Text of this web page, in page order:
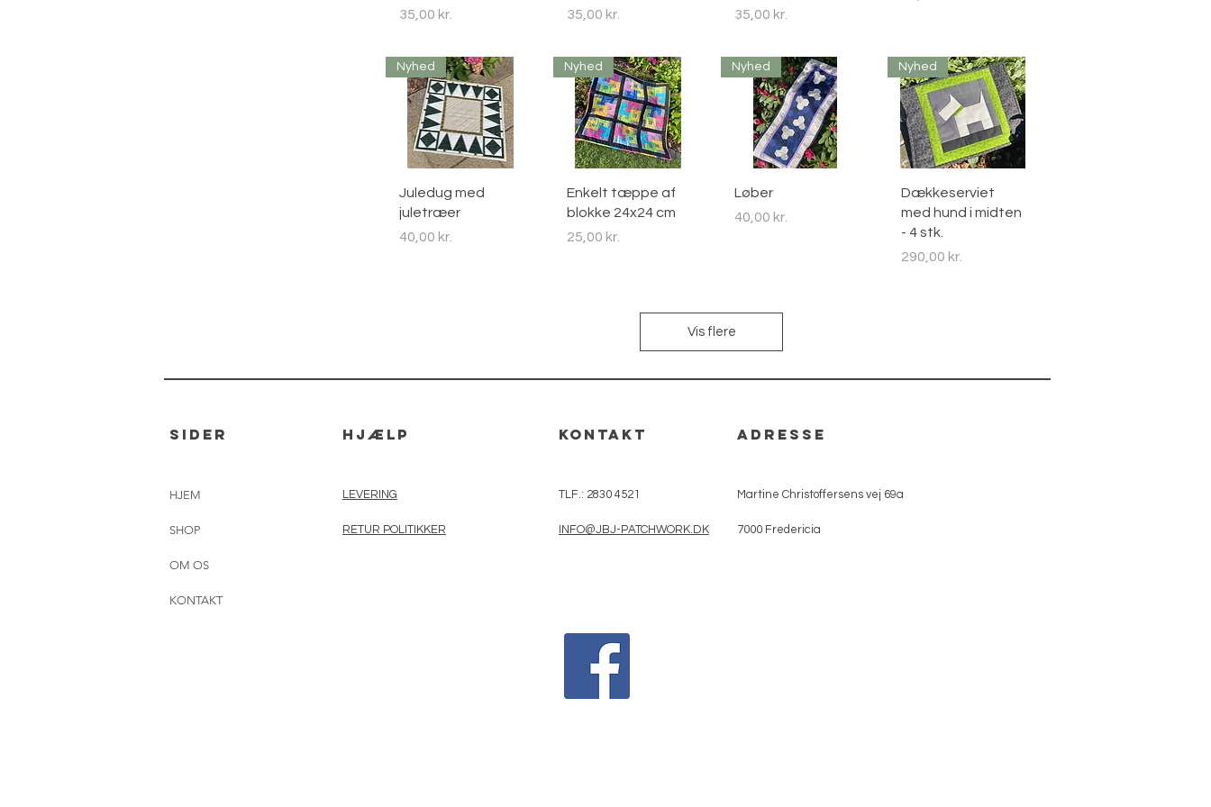
Pris
35,00 kr.
Pris
35,00 kr.
Pris
35,00 kr.
Hurtigvisning
Nyhed
Juledug med
juletræer
Pris
40,00 kr.
Hurtigvisning
Nyhed
Enkelt tæppe af
blokke 24x24 cm
Pris
25,00 kr.
Hurtigvisning
Nyhed
Løber
Pris
40,00 kr.
Hurtigvisning
Nyhed
Dækkeserviet
med hund i midten
- 4 stk.
Pris
290,00 kr.
Vis flere
sider
HJEM
SHOP
OM OS
KONTAKT
hjælp
LEVERING
RETUR POLITIKKER
kontakt adresse
TLF.: 2830 4521
INFO@JBJ-PATCHWORK.DK
Martine Christoffersens vej 69a
7000 Fredericia